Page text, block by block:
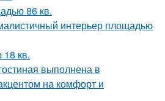
86 кв.
интерьер площадью
кв.
выполнена в
на комфорт и